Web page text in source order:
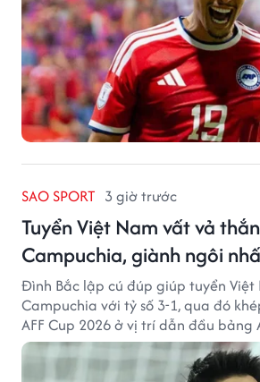
SAO SPORT 3 giờ trước
Tuyển Việt Nam vất vả
Campuchia, giành ngôi
Đình Bắc lập cú đúp giúp tuyển
Campuchia với tỷ số 3-1, qua đó
AFF Cup 2026 ở vị trí dẫn đầu bảng